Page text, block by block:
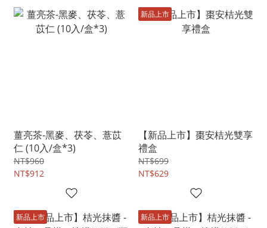
薑亮茶-黑麥、茯苓、薏苡
仁 (10入/盒*3)
NT$960
NT$912
新品上市
【新品上市】棗安桔光雙享
禮盒
NT$699
NT$629
新品上市 新品上市